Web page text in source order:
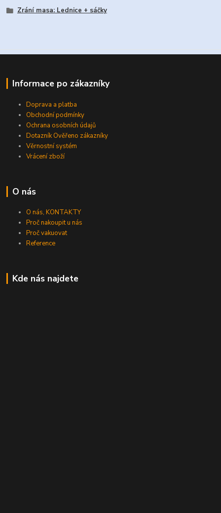
Zrání masa: Lednice + sáčky
Informace po zákazníky
Doprava a platba
Obchodní podmínky
Ochrana osobních údajů
Dotazník Ověřeno zákazníky
Věrnostní systém
Vrácení zboží
O nás
O nás, KONTAKTY
Proč nakoupit u nás
Proč vakuovat
Reference
Kde nás najdete